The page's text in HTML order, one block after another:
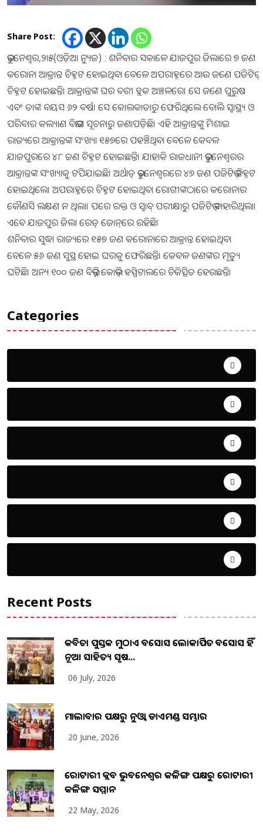
Share Post:
ଭୁବନେଶ୍ୱର,୨ା୫(ଓଡ଼ିଆ ନ୍ୟୁଜ) : ଶନିବାର ସକାଳେ ଯାଜପୁର ଜିଲାରେ ୭ ଜଣ
କରୋନା ଆକ୍ରାନ୍ତ ଚିହ୍ନଟ ହୋଇଥିବା ବେଳେ ଅପରାହ୍ନରେ ଆଉ ଜଣେ ପଜିଟିଭ୍‌
ଚିହ୍ନଟ ହୋଇଛନ୍ତି। ଆକ୍ରାନ୍ତଙ୍କ ଘର ବରୀ ବ୍ଲକ ଅଞ୍ଚଳରେ। ସେ ଜଣେ ପୁରୁଷ
ଏବଂ ତାଙ୍କ ବୟସ ୬୨ ବର୍ଷ। ସେ କୋଲକାତାରୁ ଫେରିଥିଲେ ବୋଲି ସ୍ବାସ୍ଥ୍ୟ ଓ
ପରିବାର କଲ୍ୟାଣ ବିଭାଗ ସୂଚନାରୁ ଜଣାପଡ଼ିଛି। ଏହି ଆକ୍ରାନ୍ତଙ୍କୁ ମିଶାଇ
ରାଜ୍ୟରେ ଆକ୍ରାନ୍ତଙ୍କ ସଂଖ୍ୟା ୧୫୭ରେ ପହଞ୍ଚିଥିବା ବେଳେ କେବଳ
ଯାଜପୁରରେ ୪୮ ଜଣ ଚିହ୍ନଟ ହୋଇଛନ୍ତି। ଯାହାକି ରାଜଧାନୀ ଭୁବନେଶ୍ୱରର
ଆକ୍ରାନ୍ତଙ୍କ ସଂଖ୍ୟାକୁ ଟପିଯାଇଛି। ଅର୍ଥାତ୍‌ ଭୁବନେଶ୍ୱରରେ ୪୭ ଜଣ ପଜିଟିଭ୍‌ ଚିହ୍ନଟ
ହୋଇଥିଲେ। ଅପରାହ୍ନରେ ଚିହ୍ନଟ ହୋଇଥିବା ରୋଗୀଙ୍କଠାରେ କରୋନାର
କୌଣସି ଲକ୍ଷଣ ନ ଥିଲା। ପରେ ରକ୍ତ ଓ ସ୍ବାବ୍‌ ପରୀକ୍ଷାରୁ ପଜିଟିଭ୍‌ ବାହାରିଥିଲା।
ଏବେ ଯାଜପୁର ଜିଲା ରେଡ୍‌ ଜୋନ୍‌ରେ ରହିଛି।
ଶନିବାର ସୁଦ୍ଧା ରାଜ୍ୟରେ ୧୫୭ ଜଣ କରୋନାରେ ଆକ୍ରାନ୍ତ ହୋଇଥିବା
ବେଳେ ୫୬ ଜଣ ସୁସ୍ଥ ହୋଇ ଘରକୁ ଫେରିଛନ୍ତି। କେବଳ ଜଣଙ୍କର ମୃତ୍ୟୁ
ଘଟିଛି। ଅନ୍ୟ ୧୦୦ ଜଣ ବିଭିନ୍ନ କୋଭିଡ୍‌ ହସ୍ପିଟାଲରେ ଚିକିତ୍ସିତ ହେଉଛନ୍ତି।
Categories
Recent Posts
କବିତା ପୁସ୍ତକ ମୁଠାଏ ଅବସୋସ ଲୋକାର୍ପିତ ଅବସୋସ ହିଁ
ନୂଆ ସାହିତ୍ୟ ସୃଷ...
06 July, 2026
ମାଲାବାର ପକ୍ଷରୁ ନୁଓ୍ବା ଡାଏମଣ୍ଡ ସମ୍ଭାର
20 June, 2026
ରୋଟାରୀ କ୍ଲବ ଭୁବନେଶ୍ୱର କଳିଙ୍ଗ ପକ୍ଷରୁ ରୋଟାରୀ
କଳିଙ୍ଗ ସମ୍ମାନ
22 May, 2026